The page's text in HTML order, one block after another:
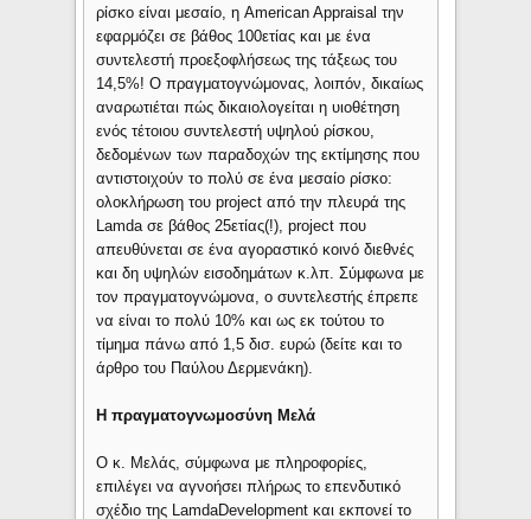
ρίσκο είναι μεσαίο, η American Appraisal την
εφαρμόζει σε βάθος 100ετίας και με ένα
συντελεστή προεξοφλήσεως της τάξεως του
14,5%! Ο πραγματογνώμονας, λοιπόν, δικαίως
αναρωτιέται πώς δικαιολογείται η υιοθέτηση
ενός τέτοιου συντελεστή υψηλού ρίσκου,
δεδομένων των παραδοχών της εκτίμησης που
αντιστοιχούν το πολύ σε ένα μεσαίο ρίσκο:
ολοκλήρωση του project από την πλευρά της
Lamda σε βάθος 25ετίας(!), project που
απευθύνεται σε ένα αγοραστικό κοινό διεθνές
και δη υψηλών εισοδημάτων κ.λπ. Σύμφωνα με
τον πραγματογνώμονα, ο συντελεστής έπρεπε
να είναι το πολύ 10% και ως εκ τούτου το
τίμημα πάνω από 1,5 δισ. ευρώ (δείτε και το
άρθρο του Παύλου Δερμενάκη).
Η πραγματογνωμοσύνη Μελά
Ο κ. Μελάς, σύμφωνα με πληροφορίες,
επιλέγει να αγνοήσει πλήρως το επενδυτικό
σχέδιο της LamdaDevelopment και εκπονεί το